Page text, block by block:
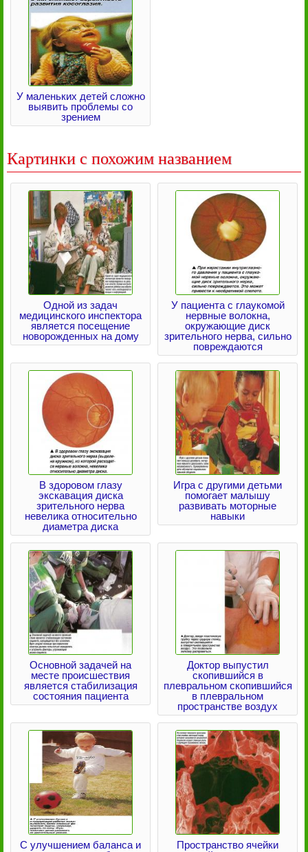
У маленьких детей сложно
выявить проблемы со
зрением
Картинки с похожим названием
Одной из задач
медицинского инспектора
является посещение
новорожденных на дому
У пациента с глаукомой
нервные волокна,
окружающие диск
зрительного нерва, сильно
повреждаются
В здоровом глазу
экскавация диска
зрительного нерва
невелика относительно
диаметра диска
Игра с другими детьми
помогает малышу
развивать моторные
навыки
Основной задачей на
месте происшествия
является стабилизация
состояния пациента
Доктор выпустил
скопившийся в
плевральном скопившийся
в плевральном
пространстве воздух
С улучшением баланса и
Пространство ячейки